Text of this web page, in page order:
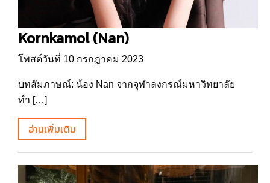
Kornkamol (Nan)
โพสต์วันที่ 10 กรกฎาคม 2023
บทสัมภาษณ์: น้อง Nan จากจุฬาลงกรณ์มหาวิทยาลัย
ทำ […]
อ่านเพิ่มเติม